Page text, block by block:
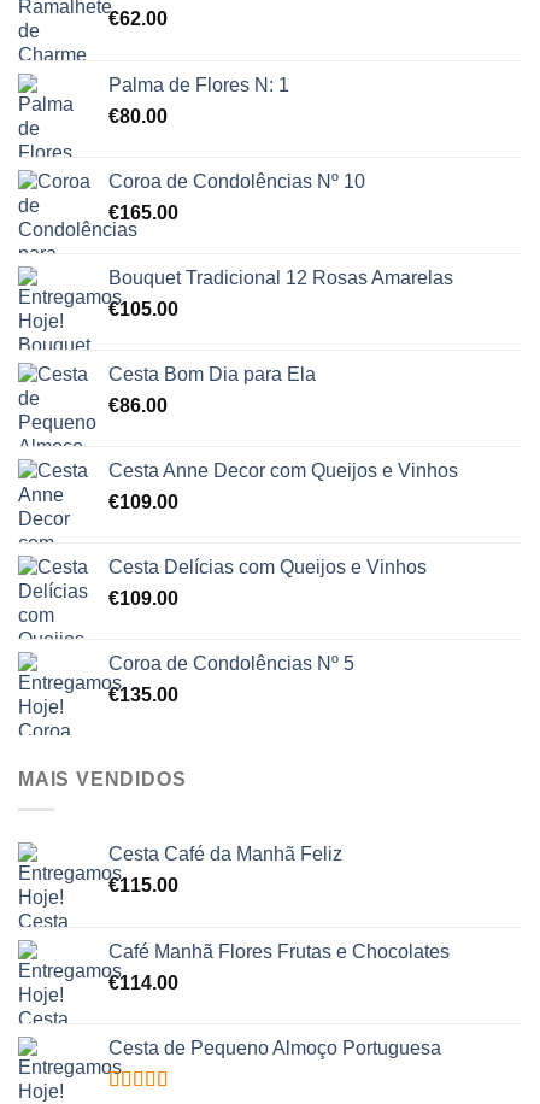
€62.00
Palma de Flores N: 1
€80.00
Coroa de Condolências Nº 10
€165.00
Bouquet Tradicional 12 Rosas Amarelas
€105.00
Cesta Bom Dia para Ela
€86.00
Cesta Anne Decor com Queijos e Vinhos
€109.00
Cesta Delícias com Queijos e Vinhos
€109.00
Coroa de Condolências Nº 5
€135.00
MAIS VENDIDOS
Cesta Café da Manhã Feliz
€115.00
Café Manhã Flores Frutas e Chocolates
€114.00
Cesta de Pequeno Almoço Portuguesa